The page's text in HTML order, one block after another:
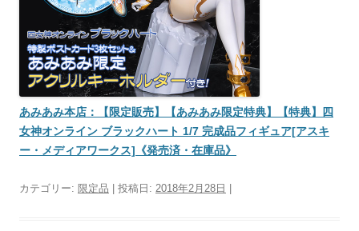
あみあみ本店：【限定販売】【あみあみ限定特典】【特典】四
女神オンライン ブラックハート 1/7 完成品フィギュア[アスキ
ー・メディアワークス]《発売済・在庫品》
カテゴリー: 限定品 | 投稿日: 2018年2月28日